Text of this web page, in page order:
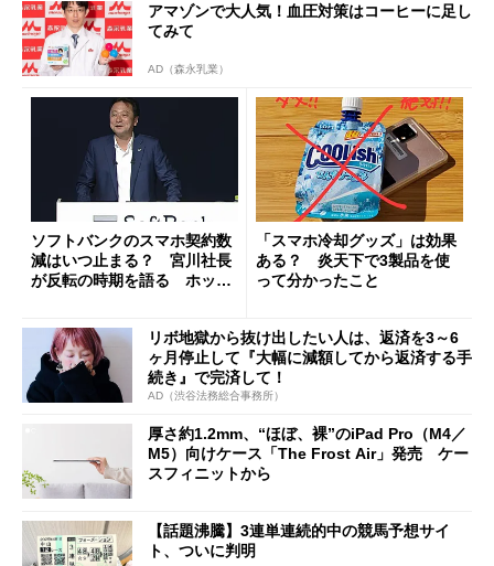
アマゾンで大人気！血圧対策はコーヒーに足し
てみて
AD（森永乳業）
ソフトバンクのスマホ契約数
減はいつ止まる？ 宮川社長
が反転の時期を語る ホッピ
「スマホ冷却グッズ」は効果
ある？ 炎天下で3製品を使
って分かったこと
リボ地獄から抜け出したい人は、返済を3～6
ヶ月停止して『大幅に減額してから返済する手
続き』で完済して！
AD（渋谷法務総合事務所）
厚さ約1.2mm、“ほぼ、裸”のiPad Pro（M4／
M5）向けケース「The Frost Air」発売 ケー
スフィニットから
【話題沸騰】3連単連続的中の競馬予想サイ
ト、ついに判明